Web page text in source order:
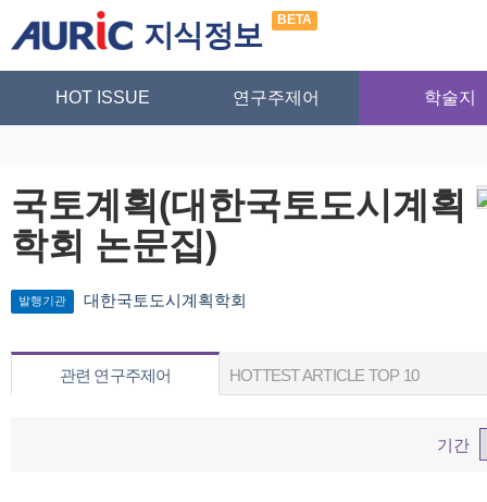
지식정보 BETA
HOT ISSUE 연구주제어 학술지
국토계획(대한국토도시계획
학회 논문집)
발행기관 대한국토도시계획학회
관련 연구주제어 HOTTEST ARTICLE TOP 10
기간